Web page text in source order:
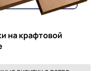
на крафтовой